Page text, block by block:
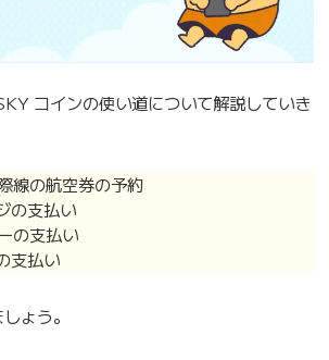
コインの使い道について解説していき
線の航空券の予約
の支払い
の支払い
支払い
ょう。